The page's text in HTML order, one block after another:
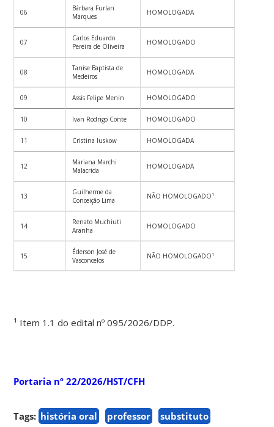
06
Bárbara Furlan
Marques
HOMOLOGADA
07
Carlos Eduardo
Pereira de Oliveira
HOMOLOGADO
08
Tanise Baptista de
Medeiros
HOMOLOGADA
09 Assis Felipe Menin HOMOLOGADO
10 Ivan Rodrigo Conte HOMOLOGADO
11 Cristina Iuskow HOMOLOGADA
12
Mariana Marchi
Malacrida
HOMOLOGADA
13
Guilherme da
Conceição Lima
NÃO HOMOLOGADO¹
14
Renato Muchiuti
Aranha
HOMOLOGADO
15
Éderson José de
Vasconcelos
NÃO HOMOLOGADO¹
¹ Item 1.1 do edital nº 095/2026/DDP.
Portaria nº 22/2026/HST/CFH
Tags: história oral professor substituto